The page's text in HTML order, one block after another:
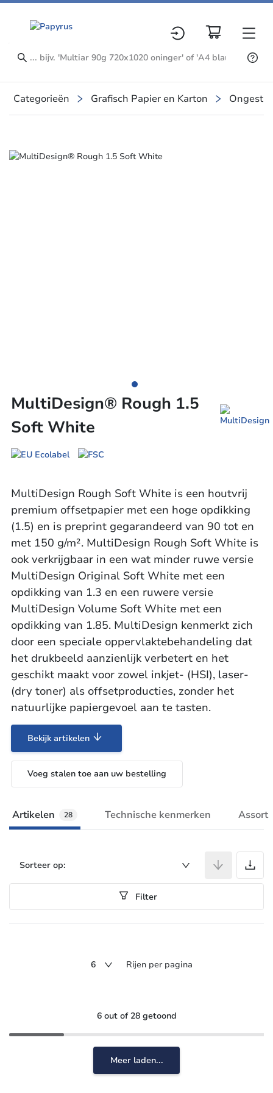
Categorieën Grafisch Papier en Karton
Slide 1 of 1
MultiDesign® Rough 1.5
Soft White
MultiDesign Rough Soft White is een houtvrij
premium offsetpapier met een hoge opdikking
(1.5) en is preprint gegarandeerd van 90 tot en
met 150 g/m². MultiDesign Rough Soft White is
ook verkrijgbaar in een wat minder ruwe versie
MultiDesign Original Soft White met een
opdikking van 1.3 en een ruwere versie
MultiDesign Volume Soft White met een
opdikking van 1.85. MultiDesign kenmerkt zich
door een speciale oppervlaktebehandeling dat
het drukbeeld aanzienlijk verbetert en het
geschikt maakt voor zowel inkjet- (HSI), laser-
(dry toner) als offsetproducties, zonder het
natuurlijke papiergevoel aan te tasten.
Bekijk artikelen
Voeg stalen toe aan uw bestelling
Artikelen 28 Technische kenmerken
Sorteer op:
Filter
6 Rijen per pagina
6 out of 28 getoond
Meer laden...